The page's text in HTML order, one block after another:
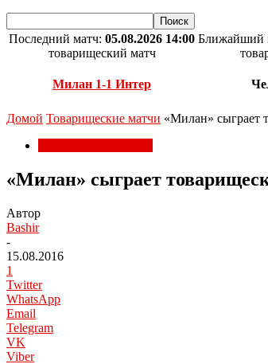
Последний матч: 05.08.2026 14:00
товарищеский матч
Милан 1-1 Интер
Ближайший
Домой Товарищеские матчи «Милан» сыграет
«Милан» сыграет
Автор
Bashir
-
15.08.2016
1
Twitter
WhatsApp
Email
Telegram
VK
Viber